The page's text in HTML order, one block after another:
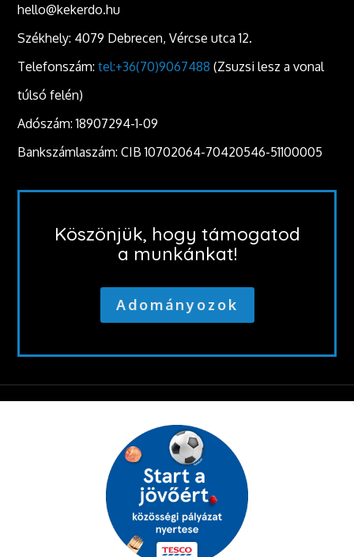
hello@kekerdo.hu
Székhely: 4079 Debrecen, Vércse utca 12.
Telefonszám:tel:+36(70)9067488 (Zsuzsi lesz a vonal
túlsó felén)
Adószám: 18907294-1-09
Bankszámlaszám: CIB 10702064-70420546-51100005
Köszönjük, hogy támogatod
a munkánkat!
Adományozok